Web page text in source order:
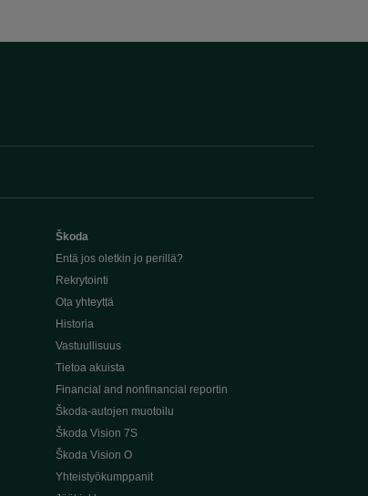
Škoda
Entä jos oletkin jo perillä?
Rekrytointi
Ota yhteyttä
Historia
Vastuullisuus
Tietoa akuista
Financial and nonfinancial reportin
Škoda-autojen muotoilu
Škoda Vision 7S
Škoda Vision O
Yhteistyökumppanit